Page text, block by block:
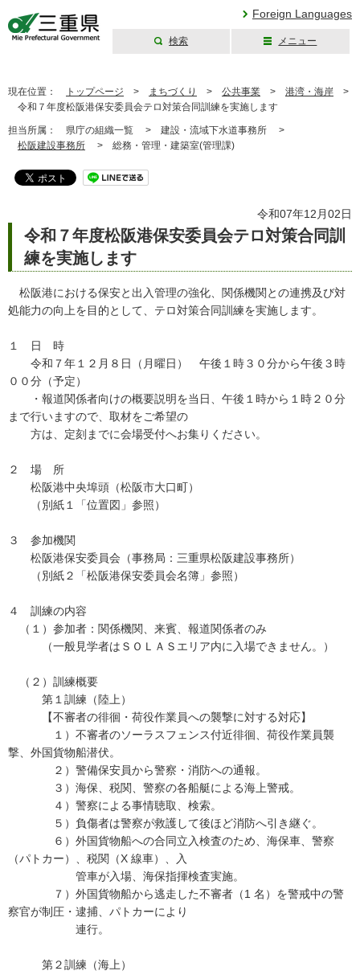
Foreign Languages
検索 メニュー
現在位置： トップページ > まちづくり > 公共事業 > 港湾・海岸 >
令和７年度松阪港保安委員会テロ対策合同訓練を実施します
担当所属： 県庁の組織一覧 > 建設・流域下水道事務所 >
松阪建設事務所 > 総務・管理・建築室(管理課)
令和07年12月02日
令和７年度松阪港保安委員会テロ対策合同訓
練を実施します
松阪港における保安と出入管理の強化、関係機関との連携及び対
処能力の向上を目的として、テロ対策合同訓練を実施します。
１ 日 時
令和７年１２月８日（月曜日） 午後１時３０分から午後３時
００分（予定）
・報道関係者向けの概要説明を当日、午後１時から１時２０分
まで行いますので、取材をご希望の
方は、定刻までに会場受付へお集りください。
２ 場 所
松阪港中央埠頭（松阪市大口町）
（別紙１「位置図」参照）
３ 参加機関
松阪港保安委員会（事務局：三重県松阪建設事務所）
（別紙２「松阪港保安委員会名簿」参照）
４ 訓練の内容
（１）参加者：関係機関、来賓、報道関係者のみ
（一般見学者はＳＯＬＡＳエリア内に入場できません。）
（２）訓練概要
第１訓練（陸上）
【不審者の徘徊・荷役作業員への襲撃に対する対応】
１）不審者のソーラスフェンス付近徘徊、荷役作業員襲
撃、外国貨物船潜伏。
２）警備保安員から警察・消防への通報。
３）海保、税関、警察の各船艇による海上警戒。
４）警察による事情聴取、検索。
５）負傷者は警察が救護して後ほど消防へ引き継ぐ。
６）外国貨物船への合同立入検査のため、海保車、警察
（パトカー）、税関（X 線車）、入
管車が入場、海保指揮検査実施。
７）外国貨物船から逃走した不審者（1 名）を警戒中の警
察官が制圧・逮捕、パトカーにより
連行。
第２訓練（海上）